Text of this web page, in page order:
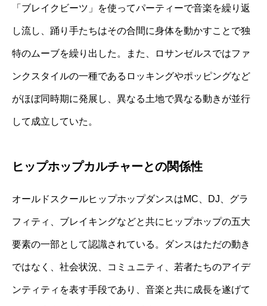
「ブレイクビーツ」を使ってパーティーで音楽を繰り返
し流し、踊り手たちはその合間に身体を動かすことで独
特のムーブを繰り出した。また、ロサンゼルスではファ
ンクスタイルの一種であるロッキングやポッピングなど
がほぼ同時期に発展し、異なる土地で異なる動きが並行
して成立していた。
ヒップホップカルチャーとの関係性
オールドスクールヒップホップダンスはMC、DJ、グラ
フィティ、ブレイキングなどと共にヒップホップの五大
要素の一部として認識されている。ダンスはただの動き
ではなく、社会状況、コミュニティ、若者たちのアイデ
ンティティを表す手段であり、音楽と共に成長を遂げて